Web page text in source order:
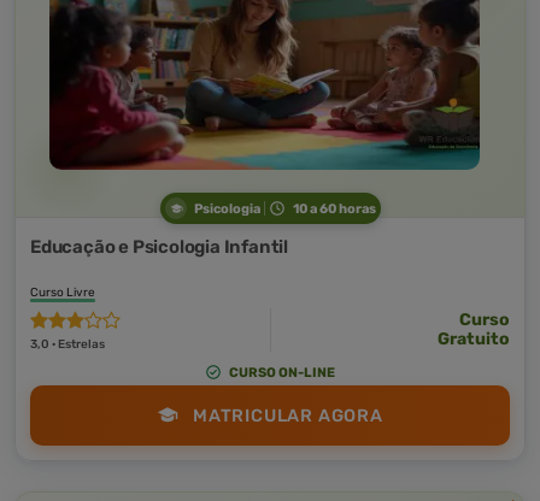
Psicologia 10 a 60 horas
Educação e Psicologia Infantil
Curso Livre
3,0 · Estrelas
Curso
Gratuito
CURSO ON-LINE
MATRICULAR AGORA